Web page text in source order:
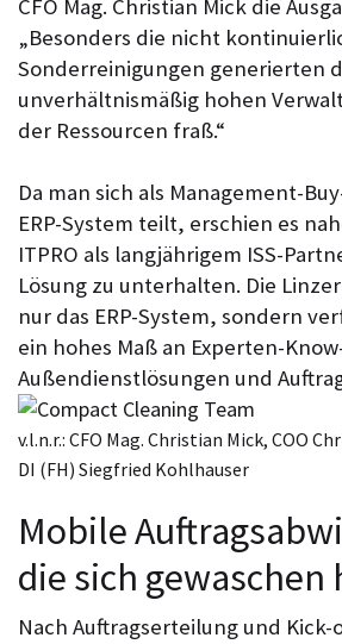
CFO Mag. Christian Mick die
„Besonders die nicht
Sonder­reinigungen generierten
unverhältnismäßig hohen
der Ressourcen fraß.“
Da man sich als Management-
ERP-System teilt, erschien es
ITPRO als langjährigem ISS-
Lösung zu unterhalten. Die
nur das ERP-System, sondern
ein hohes Maß an Experten-
Außendienstlösungen und
v.l.n.r.: CFO Mag. Christian Mick, COO
DI (FH) Siegfried Kohlhauser
Mobile
die sich gewaschen
Nach Auftragserteilung und